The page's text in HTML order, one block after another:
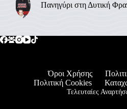
Πανηγύρι στη Δυτική
Όροι Χρήσης
Πολιτική Cookies
Τελευταίες